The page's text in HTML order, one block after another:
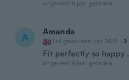
ongeveer 6 jaar geleden
A Amanda
Lid geworden van 2018 · 2
Fit perfectly so happy .
ongeveer 6 jaar geleden